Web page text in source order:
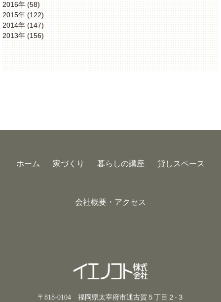
2016年 (58)
2015年 (122)
2014年 (147)
2013年 (156)
ホーム 家づくり 暮らしの講座 貸しスペース
会社概要・アクセス
〒818-0104 福岡県太宰府市通古賀５丁目２-３